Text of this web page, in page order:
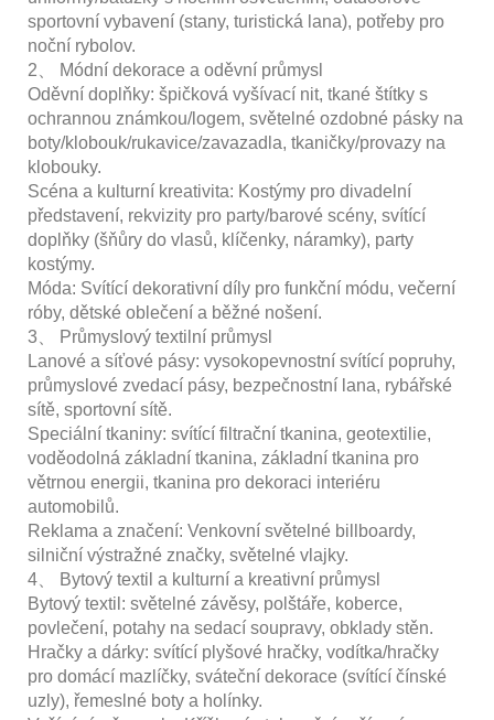
sportovní vybavení (stany, turistická lana), potřeby pro
noční rybolov.
2、 Módní dekorace a oděvní průmysl
Oděvní doplňky: špičková vyšívací nit, tkané štítky s
ochrannou známkou/logem, světelné ozdobné pásky na
boty/klobouk/rukavice/zavazadla, tkaničky/provazy na
klobouky.
Scéna a kulturní kreativita: Kostýmy pro divadelní
představení, rekvizity pro party/barové scény, svítící
doplňky (šňůry do vlasů, klíčenky, náramky), party
kostýmy.
Móda: Svítící dekorativní díly pro funkční módu, večerní
róby, dětské oblečení a běžné nošení.
3、 Průmyslový textilní průmysl
Lanové a síťové pásy: vysokopevnostní svítící popruhy,
průmyslové zvedací pásy, bezpečnostní lana, rybářské
sítě, sportovní sítě.
Speciální tkaniny: svítící filtrační tkanina, geotextilie,
voděodolná základní tkanina, základní tkanina pro
větrnou energii, tkanina pro dekoraci interiéru
automobilů.
Reklama a značení: Venkovní světelné billboardy,
silniční výstražné značky, světelné vlajky.
4、 Bytový textil a kulturní a kreativní průmysl
Bytový textil: světelné závěsy, polštáře, koberce,
povlečení, potahy na sedací soupravy, obklady stěn.
Hračky a dárky: svítící plyšové hračky, vodítka/hračky
pro domácí mazlíčky, sváteční dekorace (svítící čínské
uzly), řemeslné boty a holínky.